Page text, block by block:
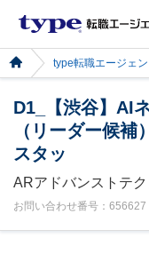
type転職エージェ
D1_【渋谷】AI
（リーダー候
スタッ
ARアドバンストテ
お問い合わせ番号：